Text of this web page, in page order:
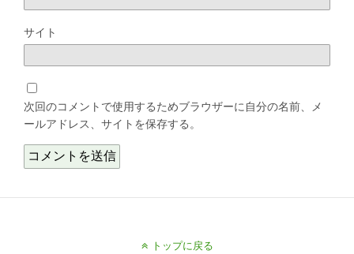
サイト
次回のコメントで使用するためブラウザーに自分の名前、メ
ールアドレス、サイトを保存する。
トップに戻る